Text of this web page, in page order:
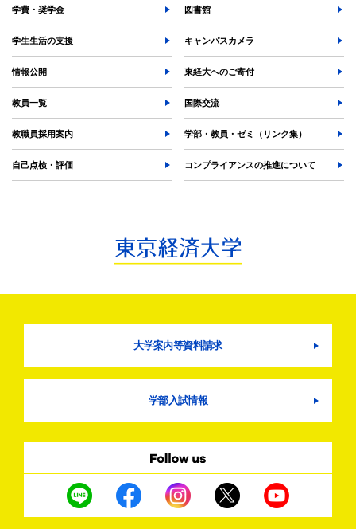
学費・奨学金 図書館
学生生活の支援 キャンパスカメラ
情報公開 東経大へのご寄付
教員一覧 国際交流
教職員採用案内 学部・教員・ゼミ（リンク集）
自己点検・評価 コンプライアンスの推進について
大学案内等資料請求
学部入試情報